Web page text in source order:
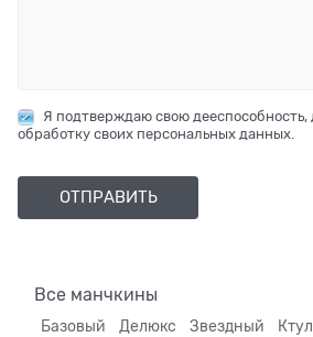
Я подтверждаю свою дееспособность,
обработку своих персональных данных.
Все манчкины
Базовый Делюкс Звездный